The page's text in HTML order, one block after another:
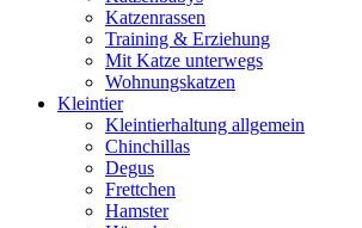
Katzenrassen
Training & Erziehung
Mit Katze unterwegs
Wohnungskatzen
Kleintier
Kleintierhaltung allgemein
Chinchillas
Degus
Frettchen
Hamster